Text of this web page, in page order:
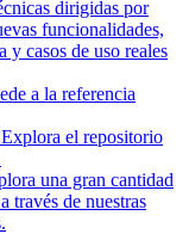
dirigidas por
funcionalidades,
y casos de uso reales
a la referencia
Explora el repositorio
una gran cantidad
través de nuestras